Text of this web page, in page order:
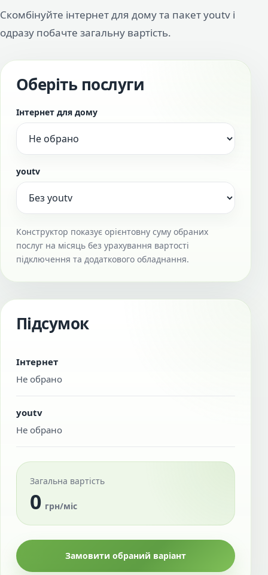
Скомбінуйте інтернет для дому та пакет youtv і
одразу побачте загальну вартість.
Оберіть послуги
Інтернет для дому
youtv
Конструктор показує орієнтовну суму обраних
послуг на місяць без урахування вартості
підключення та додаткового обладнання.
Підсумок
Інтернет
Не обрано
youtv
Не обрано
Загальна вартість
0 грн/міс
Замовити обраний варіант